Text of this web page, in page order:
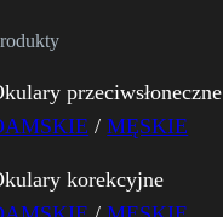
przeciwsłoneczne
/MĘSKIE
korekcyjne